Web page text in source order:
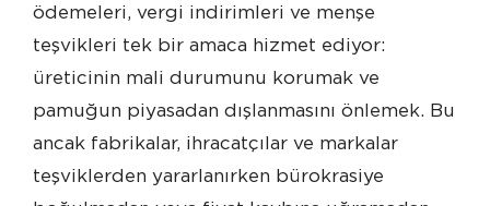
ödemeleri, vergi indirimleri ve menşe
teşvikleri tek bir amaca hizmet ediyor:
üreticinin mali durumunu korumak ve
pamuğun piyasadan dışlanmasını önlemek. Bu
ancak fabrikalar, ihracatçılar ve markalar
teşviklerden yararlanırken bürokrasiye